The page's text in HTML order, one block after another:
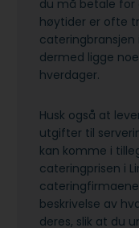
du må betale for
høytider er ofte
cateringbransjen
dermed ligge
hverdager.
Husk også at
utgifter til
kan komme i
cateringprisen i
beskrivelse av
deres, slik at du